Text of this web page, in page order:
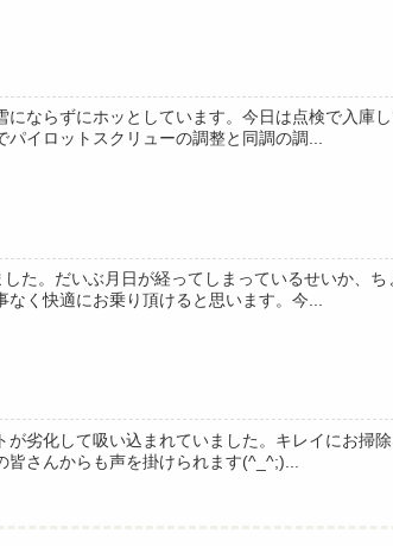
ならずにホッとしています。今日は点検で入庫
イロットスクリューの調整と同調の調...
た。だいぶ月日が経ってしまっているせいか、
く快適にお乗り頂けると思います。今...
劣化して吸い込まれていました。キレイにお掃
さんからも声を掛けられます(^_^;)...